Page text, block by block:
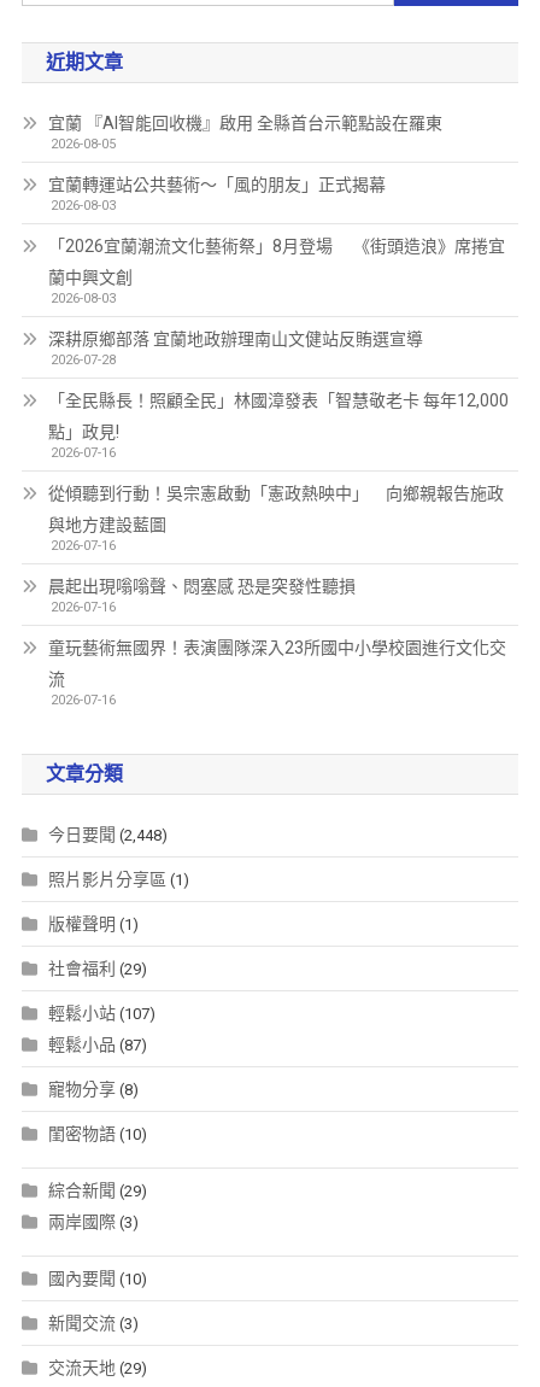
近期文章
宜蘭 『AI智能回收機』啟用 全縣首台示範點設在羅東
2026-08-05
宜蘭轉運站公共藝術～「風的朋友」正式揭幕
2026-08-03
「2026宜蘭潮流文化藝術祭」8月登場 《街頭造浪》席捲宜
蘭中興文創
2026-08-03
深耕原鄉部落 宜蘭地政辦理南山文健站反賄選宣導
2026-07-28
「全民縣長！照顧全民」林國漳發表「智慧敬老卡 每年12,000
點」政見!
2026-07-16
從傾聽到行動！吳宗憲啟動「憲政熱映中」 向鄉親報告施政
與地方建設藍圖
2026-07-16
晨起出現嗡嗡聲、悶塞感 恐是突發性聽損
2026-07-16
童玩藝術無國界！表演團隊深入23所國中小學校園進行文化交
流
2026-07-16
文章分類
今日要聞 (2,448)
照片影片分享區 (1)
版權聲明 (1)
社會福利 (29)
輕鬆小站(107)
輕鬆小品 (87)
寵物分享(8)
閨密物語(10)
綜合新聞 (29)
兩岸國際(3)
國內要聞 (10)
新聞交流(3)
交流天地 (29)